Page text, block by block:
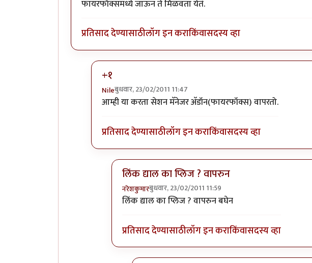
फायरफॉक्समध्ये जाऊन ते मिळवता येतं.
प्रतिसाद देण्यासाठीलॉग इन कराकिंवासदस्य व्हा
+१
Nileबुधवार, 23/02/2011 11:47
In reply toअर्धवट राहिलेले लेखनbyचिंतातुर जंतू
आम्ही या करता सेशन मॅनेजर अ‍ॅडॉन(फायरफॉक्स) वापरतो.
प्रतिसाद देण्यासाठीलॉग इन कराकिंवासदस्य व्हा
लिंक द्याल का प्लिज ? वापरुन
नरेशकुमारबुधवार, 23/02/2011 11:59
In reply to+१byNile
लिंक द्याल का प्लिज ? वापरुन बघेन
प्रतिसाद देण्यासाठीलॉग इन कराकिंवासदस्य व्हा